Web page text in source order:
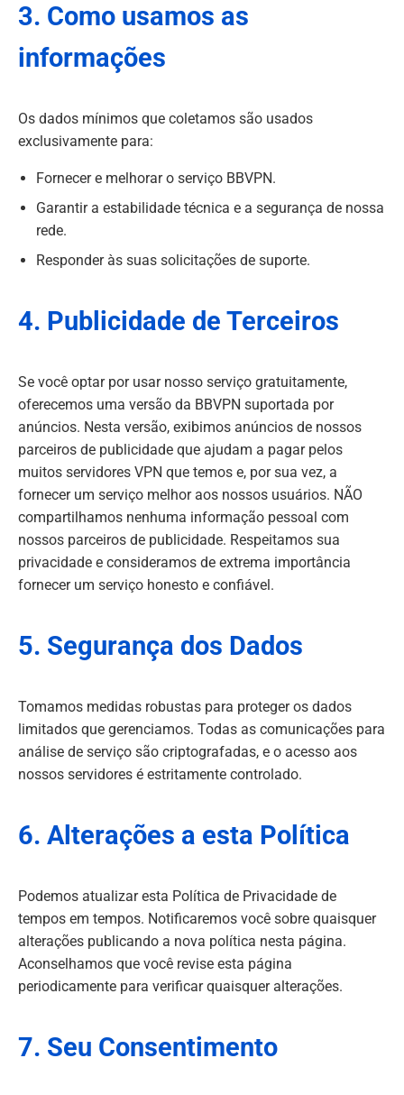
3. Como usamos as
informações
Os dados mínimos que coletamos são usados
exclusivamente para:
Fornecer e melhorar o serviço BBVPN.
Garantir a estabilidade técnica e a segurança de nossa
rede.
Responder às suas solicitações de suporte.
4. Publicidade de Terceiros
Se você optar por usar nosso serviço gratuitamente,
oferecemos uma versão da BBVPN suportada por
anúncios. Nesta versão, exibimos anúncios de nossos
parceiros de publicidade que ajudam a pagar pelos
muitos servidores VPN que temos e, por sua vez, a
fornecer um serviço melhor aos nossos usuários. NÃO
compartilhamos nenhuma informação pessoal com
nossos parceiros de publicidade. Respeitamos sua
privacidade e consideramos de extrema importância
fornecer um serviço honesto e confiável.
5. Segurança dos Dados
Tomamos medidas robustas para proteger os dados
limitados que gerenciamos. Todas as comunicações para
análise de serviço são criptografadas, e o acesso aos
nossos servidores é estritamente controlado.
6. Alterações a esta Política
Podemos atualizar esta Política de Privacidade de
tempos em tempos. Notificaremos você sobre quaisquer
alterações publicando a nova política nesta página.
Aconselhamos que você revise esta página
periodicamente para verificar quaisquer alterações.
7. Seu Consentimento